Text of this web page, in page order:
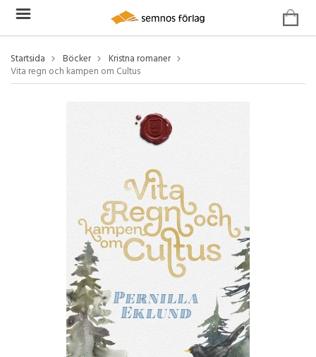
Startsida Böcker
Kristna romaner
Vita regn och kampen om Cultus